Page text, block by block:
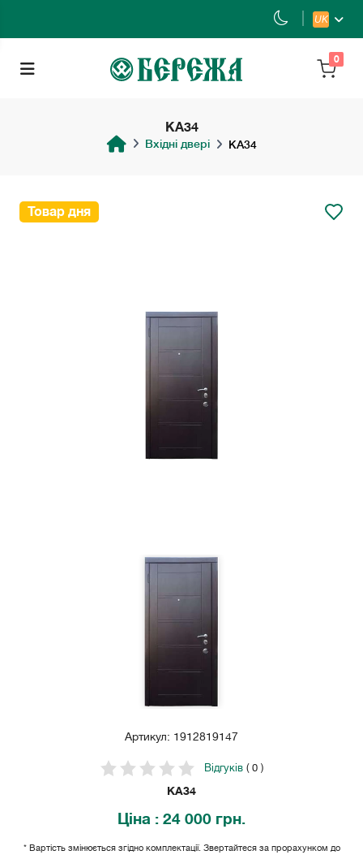
UK
0
KA34
Вхідні двері KA34
Товар дня
Артикул: 1912819147
Відгуків( 0 )
KA34
Ціна : 24 000 грн.
* Вартість змінюється згідно комплектації. Звертайтеся за прорахунком до